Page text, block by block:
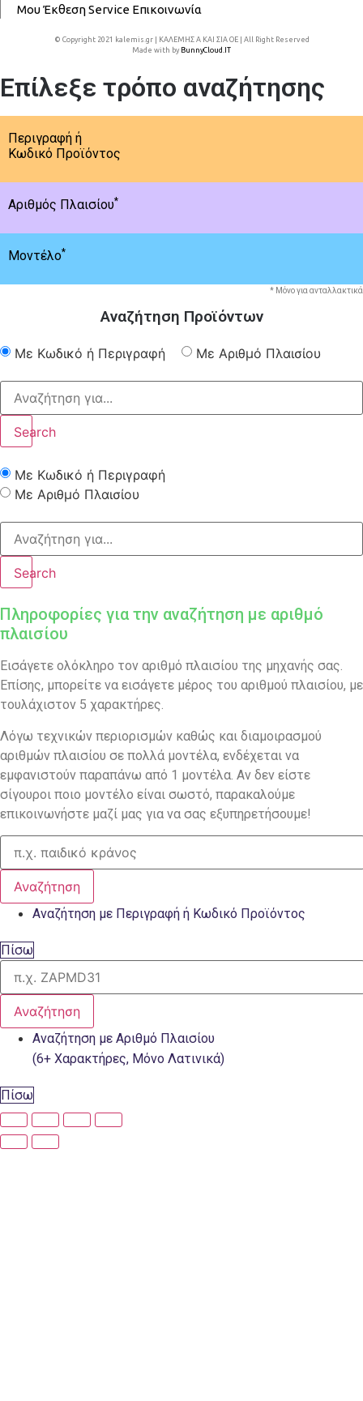
ΜουΈκθεσηService Επικοινωνία
© Copyright 2021 kalemis.gr | ΚΑΛΕΜΗΣ Α ΚΑΙ ΣΙΑ ΟΕ | All Right Reserved
Made with by BunnyCloud.IT
Επίλεξε τρόπο αναζήτησης
Περιγραφή ή
Κωδικό Προϊόντος
Αριθμός Πλαισίου*
Μοντέλο*
* Μόνο για ανταλλακτικά
Αναζήτηση Προϊόντων
Με Κωδικό ή Περιγραφή Με Αριθμό Πλαισίου
Search
Με Κωδικό ή Περιγραφή
Με Αριθμό Πλαισίου
Search
Πληροφορίες για την αναζήτηση με αριθμό
πλαισίου
Εισάγετε ολόκληρο τον αριθμό πλαισίου της μηχανής σας.
Επίσης, μπορείτε να εισάγετε μέρος του αριθμού πλαισίου, με
τουλάχιστον 5 χαρακτήρες.
Λόγω τεχνικών περιορισμών καθώς και διαμοιρασμού
αριθμών πλαισίου σε πολλά μοντέλα, ενδέχεται να
εμφανιστούν παραπάνω από 1 μοντέλα. Αν δεν είστε
σίγουροι ποιο μοντέλο είναι σωστό, παρακαλούμε
επικοινωνήστε μαζί μας για να σας εξυπηρετήσουμε!
Αναζήτηση
Αναζήτηση με Περιγραφή ή Κωδικό Προϊόντος
Πίσω
Αναζήτηση
Αναζήτηση με Αριθμό Πλαισίου
(6+ Χαρακτήρες, Μόνο Λατινικά)
Πίσω